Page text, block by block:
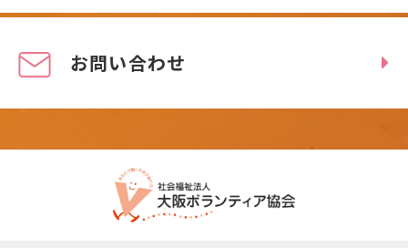
お問い合わせ